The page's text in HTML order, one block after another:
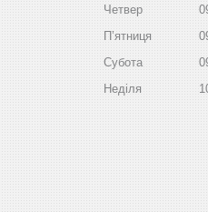
Четвер
Пʼятниця
Субота
Неділя